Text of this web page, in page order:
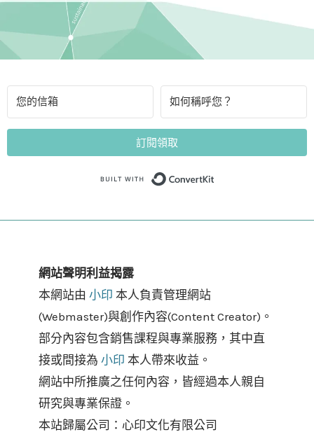
訂閱領取
網站聲明利益揭露
本網站由 小印 本人負責管理網站
(Webmaster)與創作內容(Content Creator)。
部分內容包含銷售課程與專業服務，其中直
接或間接為 小印 本人帶來收益。
網站中所推廣之任何內容，皆經過本人親自
研究與專業保證。
本站歸屬公司：心印文化有限公司